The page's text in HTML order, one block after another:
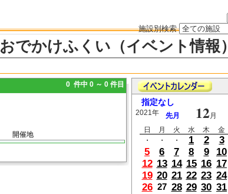
施設別検索
おでかけふくい（イベント情報）
0 件中 0 ～ 0 件目
開催地
指定なし
2021年 先月 12月
日
月 火 水 木 金
・
・ ・ 1 2 3
5
6 7 8 9 10
12 13 14 15 16 17
19 20 21 22 23 24
26 27 28 29 30 31